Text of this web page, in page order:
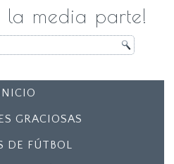
la media parte!
INICIO
GRACIOSAS
DE FÚTBOL